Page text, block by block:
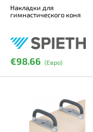
Накладки для
гимнастического коня
€98.66 (Евро)